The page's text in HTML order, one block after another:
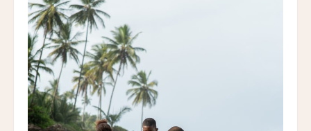
ウィンズローズ・バンガローズ
Winslow's Bungalows
ライトハウス・ホテル
Lighthouse Hotel
エラズ・コテージズ
Ella's Cottages